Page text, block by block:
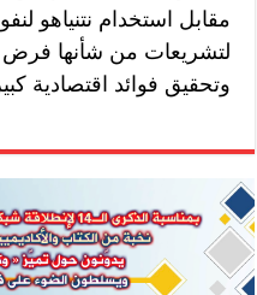
مقابل استخدام نتنياهو
لتشريعات من شأنها فرض
وتحقيق فوائد اقتصادية